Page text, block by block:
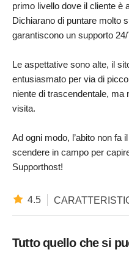
primo livello dove il cliente è
Dichiarano di puntare molto
garantiscono un supporto
Le aspettative sono alte, il
entusiasmato per via di
niente di trascendentale, ma
visita.
Ad ogni modo, l’abito non fa
scendere in campo per
Supporthost!
4.5
Tutto quello che si